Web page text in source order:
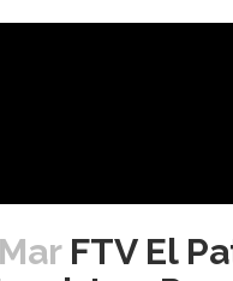
FTV El